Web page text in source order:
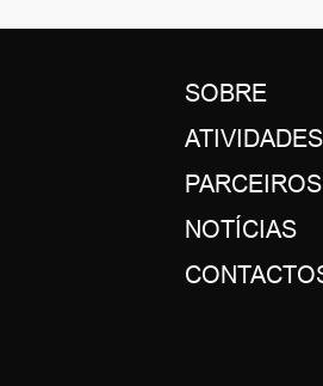
SOBRE
ATIVIDADES
PARCEIROS
NOTÍCIAS